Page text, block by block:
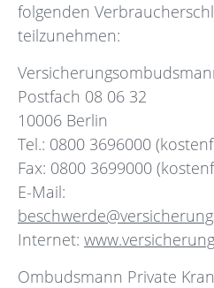
folgenden
teilzunehmen:
Postfach 08 06 32
10006 Berlin
Tel.: 0800 3696000
Fax: 0800 3699000
E-Mail:
Internet:
Ombudsmann Private